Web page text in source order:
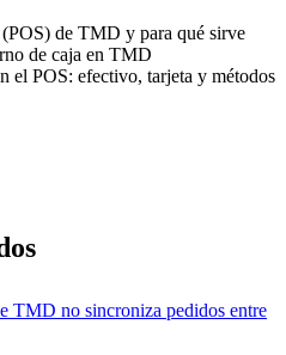
de TMD y para qué sirve
de caja en TMD
el POS: efectivo, tarjeta y métodos
TMD no sincroniza pedidos entre